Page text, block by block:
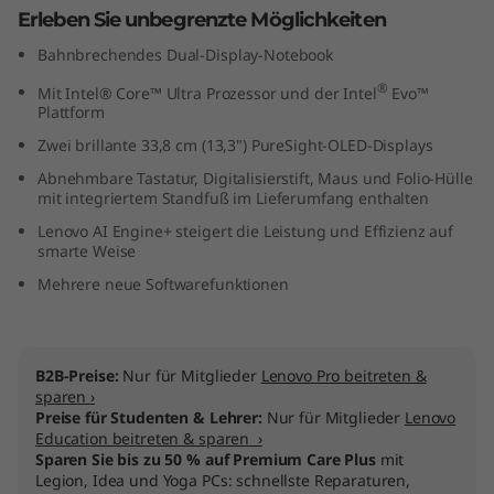
eErleben Sie unbegrenzte Möglichkeiten
Bahnbrechendes Dual-Display-Notebook
Mit Intel® Core™ Ultra Prozessor und der Intel® Evo™
Plattform
Zwei brillante 33,8 cm (13,3") PureSight-OLED-Displays
Abnehmbare Tastatur, Digitalisierstift, Maus und Folio-Hülle
mit integriertem Standfuß im Lieferumfang enthalten
Lenovo AI Engine+ steigert die Leistung und Effizienz auf
smarte Weise
Mehrere neue Softwarefunktionen
B2B-Preise: Nur für Mitglieder Lenovo Pro beitreten &
sparen ›
Preise für Studenten & Lehrer: Nur für Mitglieder Lenovo
Education beitreten & sparen ›
Sparen Sie bis zu 50 % auf Premium Care Plusmit
Legion, Idea und Yoga PCs: schnellste Reparaturen,